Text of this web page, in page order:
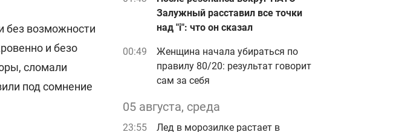
без возможности
и безо
сломали
под сомнение
Залужный расставил все точки
над "i": что он сказал
00:49
Женщина начала убираться по
правилу 80/20: результат говорит
сам за себя
05 августа, среда
23:55
Лед в морозилке растает в